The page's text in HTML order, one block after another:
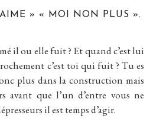
» « MOI NON PLUS ».
il ou elle fuit ? Et quand c’est lui
c’est toi qui fuit ? Tu es
plus dans la construction mais
avant que l’un d’entre vous ne
il est temps d’agir.